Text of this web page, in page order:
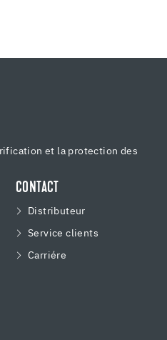
et la protection des
CONTACT
Distributeur
Service clients
Carriére